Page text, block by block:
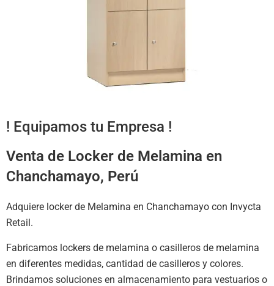
! Equipamos tu Empresa !
Venta de Locker de Melamina en
Chanchamayo, Perú
Adquiere locker de Melamina en Chanchamayo con Invycta
Retail.
Fabricamos lockers de melamina o casilleros de melamina
en diferentes medidas, cantidad de casilleros y colores.
Brindamos soluciones en almacenamiento para vestuarios o